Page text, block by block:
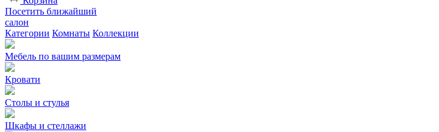
Посетить ближайший
салон
Категории Комнаты Коллекции
Мебель по вашим размерам
Кровати
Столы и стулья
Шкафы и стеллажи